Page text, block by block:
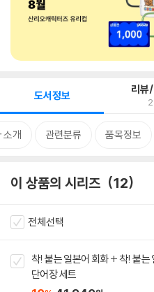
도서정보 리뷰
소개 관련분류 품목정보
이 상품의 시리즈 12
전체선택
착! 붙는 일본어 회화 + 착! 붙는
단어장 세트